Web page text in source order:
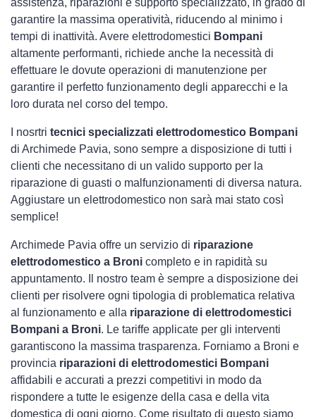
assistenza, riparazioni e supporto specializzato, in grado di
garantire la massima operatività, riducendo al minimo i
tempi di inattività. Avere elettrodomestici Bompani
altamente performanti, richiede anche la necessità di
effettuare le dovute operazioni di manutenzione per
garantire il perfetto funzionamento degli apparecchi e la
loro durata nel corso del tempo.
I nosrtri tecnici specializzati elettrodomestico Bompani
di Archimede Pavia, sono sempre a disposizione di tutti i
clienti che necessitano di un valido supporto per la
riparazione di guasti o malfunzionamenti di diversa natura.
Aggiustare un elettrodomestico non sarà mai stato così
semplice!
Archimede Pavia offre un servizio di riparazione
elettrodomestico a Broni completo e in rapidità su
appuntamento. Il nostro team è sempre a disposizione dei
clienti per risolvere ogni tipologia di problematica relativa
al funzionamento e alla riparazione di elettrodomestici
Bompani a Broni. Le tariffe applicate per gli interventi
garantiscono la massima trasparenza. Forniamo a Broni e
provincia riparazioni di elettrodomestici Bompani
affidabili e accurati a prezzi competitivi in modo da
rispondere a tutte le esigenze della casa e della vita
domestica di ogni giorno. Come risultato di questo siamo